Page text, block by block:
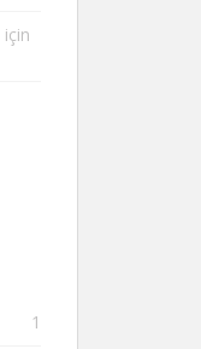
için
1